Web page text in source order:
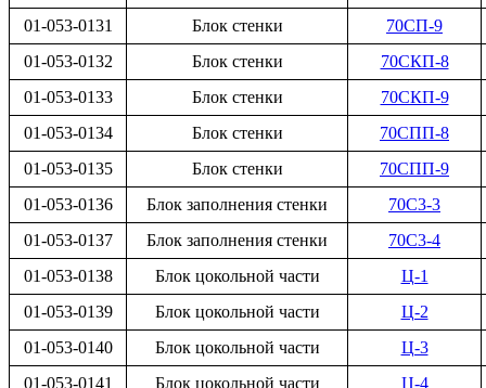
01-053-0131
Блок стенки
70СП-9
01-053-0132
Блок стенки
70СКП-8
01-053-0133
Блок стенки
70СКП-9
01-053-0134
Блок стенки
70СПП-8
01-053-0135
Блок стенки
70СПП-9
01-053-0136
Блок заполнения стенки
70С3-3
01-053-0137
Блок заполнения стенки
70С3-4
01-053-0138
Блок цокольной части
Ц-1
01-053-0139
Блок цокольной части
Ц-2
01-053-0140
Блок цокольной части
Ц-3
01-053-0141
Блок цокольной части
Ц-4